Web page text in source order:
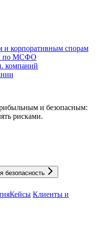
и корпоративным спорам
по МСФО
компаний
и безопасным:
рисками.
безопасность
Кейсы Клиенты и